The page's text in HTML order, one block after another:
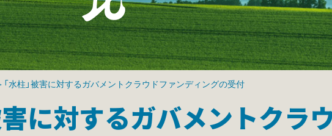
「水柱」被害に対するガバメントクラウドファンディングの受付
に対するガバメントクラ